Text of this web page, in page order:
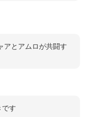
アとアムロが共闘す
です